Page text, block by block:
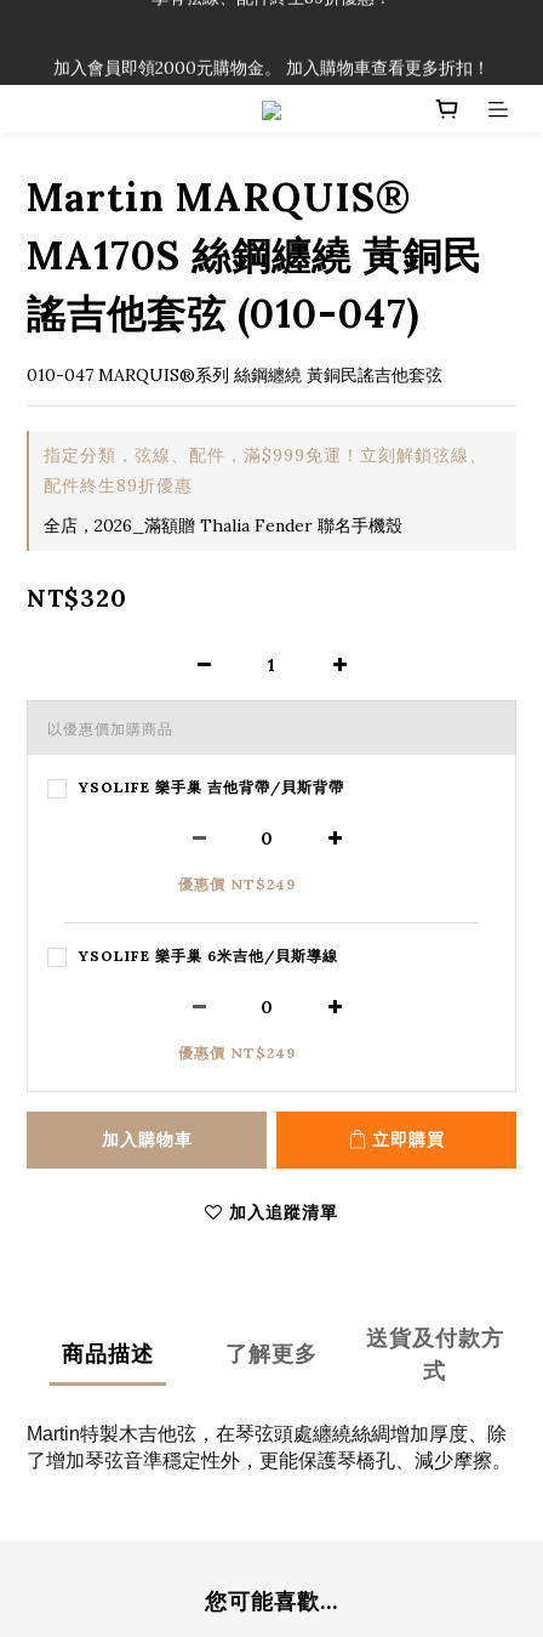
享有弦線、配件終生89折優惠！
「一生弦命！」單筆購買弦線、配件滿$999（不含運費），即可
Martin MARQUIS®
MA170S 絲鋼纏繞 黃銅民
謠吉他套弦 (010-047)
010-047 MARQUIS®系列 絲鋼纏繞 黃銅民謠吉他套弦
指定分類，弦線、配件，滿$999免運！立刻解鎖弦線、
配件終生89折優惠
全店，2026_滿額贈 Thalia Fender 聯名手機殼
NT$320
以優惠價加購商品
YSOLIFE 樂手巢 吉他背帶/貝斯背帶
優惠價 NT$249
YSOLIFE 樂手巢 6米吉他/貝斯導線
優惠價 NT$249
加入購物車 立即購買
加入追蹤清單
商品描述 了解更多
送貨及付款方
式
Martin特製木吉他弦，在琴弦頭處纏繞絲綢增加厚度、除
了增加琴弦音準穩定性外，更能保護琴橋孔、減少摩擦。
您可能喜歡...